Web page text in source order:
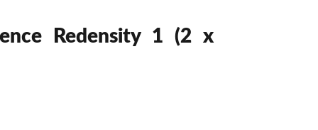
Redensity 1 (2 x